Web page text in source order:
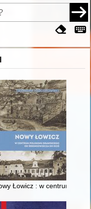
w XVI-
Łowicz : w centrum